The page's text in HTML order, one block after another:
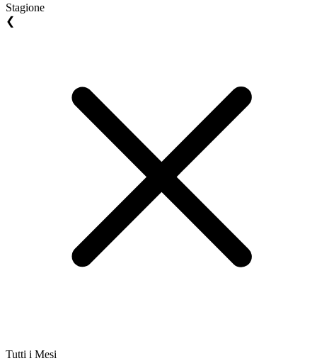
Stagione
❮
Tutti i Mesi